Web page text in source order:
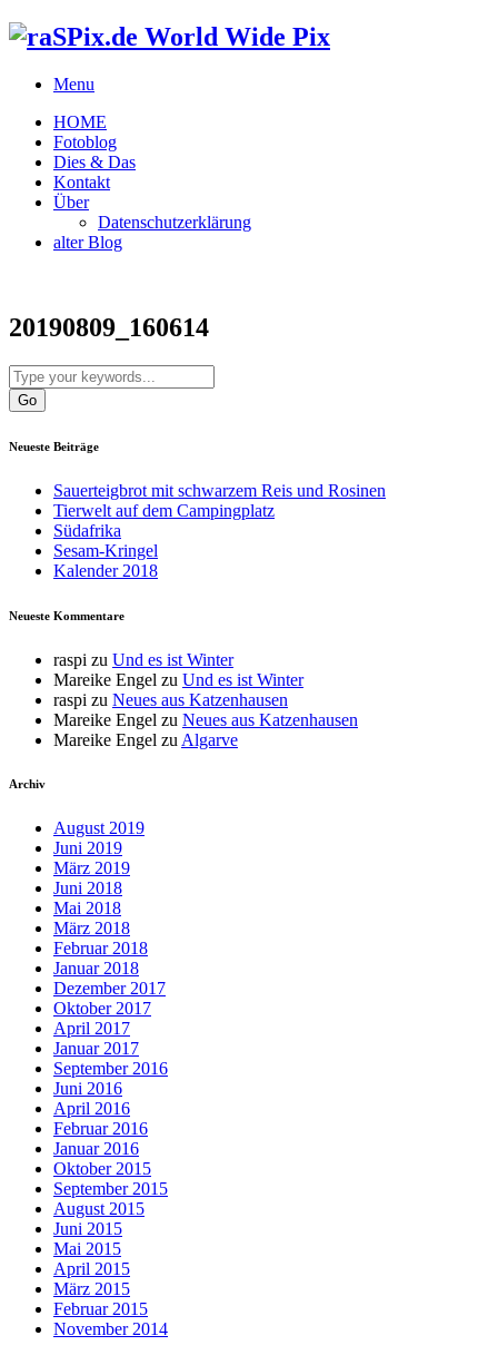
World Wide Pix
Menu
HOME
Fotoblog
Dies & Das
Kontakt
Über
Datenschutzerklärung
alter Blog
20190809_160614
Neueste Beiträge
Sauerteigbrot mit schwarzem Reis und Rosinen
Tierwelt auf dem Campingplatz
Südafrika
Sesam-Kringel
Kalender 2018
Neueste Kommentare
raspi zu Und es ist Winter
Mareike Engel zu Und es ist Winter
raspi zu Neues aus Katzenhausen
Mareike Engel zu Neues aus Katzenhausen
Mareike Engel zu Algarve
Archiv
August 2019
Juni 2019
März 2019
Juni 2018
Mai 2018
März 2018
Februar 2018
Januar 2018
Dezember 2017
Oktober 2017
April 2017
Januar 2017
September 2016
Juni 2016
April 2016
Februar 2016
Januar 2016
Oktober 2015
September 2015
August 2015
Juni 2015
Mai 2015
April 2015
März 2015
Februar 2015
November 2014